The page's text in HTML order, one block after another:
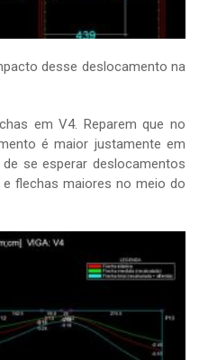
desse deslocamento na
em V4. Reparem que no
é maior justamente em
se esperar deslocamentos
flechas maiores no meio do